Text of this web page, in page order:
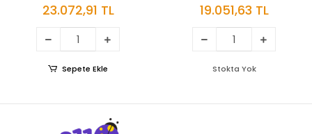
23.072,91 TL
Sepete Ekle
19.051,63 TL
Stokta Yok